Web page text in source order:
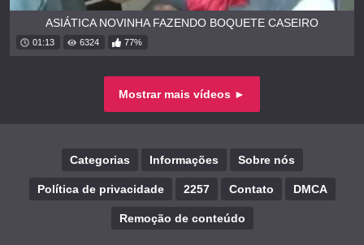
ASIÁTICA NOVINHA FAZENDO BOQUETE CASEIRO
01:13 6324 77%
Mostrar mais vídeos ►
Categorias Informações Sobre nós
Política de privacidade 2257 Contato DMCA
Remoção de conteúdo